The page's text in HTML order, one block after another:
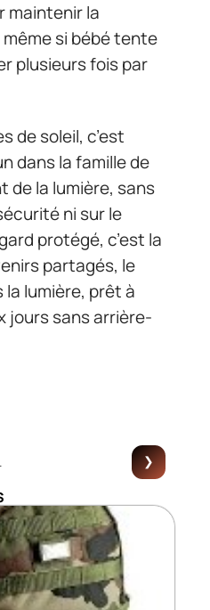
maintenir la
si bébé tente
plusieurs fois par
de soleil, c’est
dans la famille de
de la lumière, sans
ni sur le
protégé, c’est la
partagés, le
lumière, prêt à
jours sans arrière-